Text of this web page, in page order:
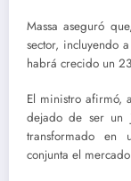
Massa aseguró
sector, incluyendo
habrá crecido un
El ministro afirmó,
dejado de ser un
transformado
conjunta el